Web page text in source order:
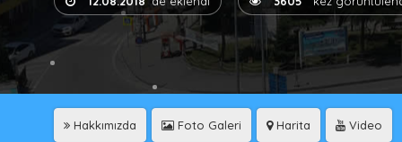
Hakkımızda Foto Galeri Harita Video